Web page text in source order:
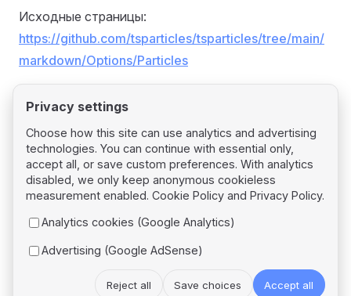
Исходные страницы:
https://github.com/tsparticles/tsparticles/tree/main/
markdown/Options/Particles
PagerPrevious page
Performance Guide
Particles Number
Privacy settings
Choose how this site can use analytics and advertising
technologies. You can continue with essential only,
accept all, or save custom preferences. With analytics
disabled, we only keep anonymous cookieless
measurement enabled. Cookie Policy and Privacy Policy.
Analytics cookies (Google Analytics)
Advertising (Google AdSense)
Reject all Save choices Accept all